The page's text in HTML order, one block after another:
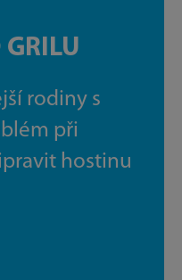
rodiny s
při
hostinu